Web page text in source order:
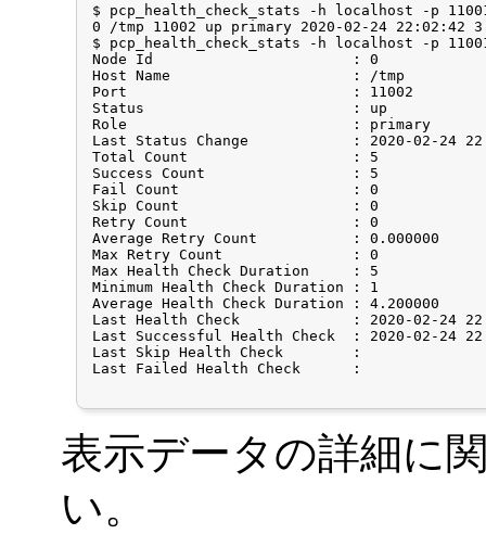
$ pcp_health_check_stats -h localhost -p
0 /tmp 11002 up primary 2020-02-24
$ pcp_health_check_stats -h localhost -p
Node Id                       : 0
Host Name                     : /tmp
Port                          : 11002
Status                        : up
Role                          : primary
Last Status Change            : 2020-02-24
Total Count                   : 5
Success Count                 : 5
Fail Count                    : 0
Skip Count                    : 0
Retry Count                   : 0
Average Retry Count           : 0.000000
Max Retry Count               : 0
Max Health Check Duration     : 5
Minimum Health Check Duration : 1
Average Health Check Duration : 4.200000
Last Health Check             : 2020-02-24
Last Successful Health Check  : 2020-02-24
Last Skip Health Check        :
Last Failed Health Check      :
表示データの詳細に
い。